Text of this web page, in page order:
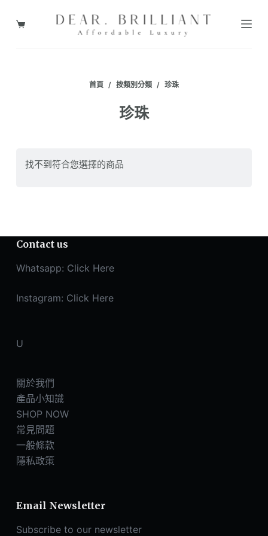
至購
首頁 / 按類別分類 / 珍珠
珍珠
找不到符合您選擇的商品
Contact us
Whatsapp: Click Here
Instagram: Click Here
U
關於我們
產品小知識
SHOP NOW
常見問題
一般條款
隱私政策
Email Newsletter
Subscribe to our newsletter